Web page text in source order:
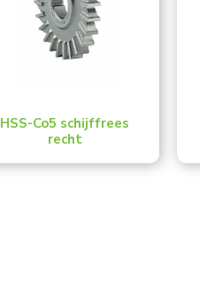
HSS-Co5 schijffrees
recht